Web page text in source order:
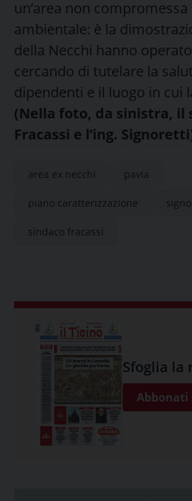
un’area non
ambientale: è la
della Necchi hanno
cercando di tutelare la
dipendenti e il luogo in cui
(Nella foto, da sinistra, il
Fracassi e l’ing.
area ex necchi pavia
piano caratterizzazione
sindaco fracassi
Sfoglia la
Abbonati